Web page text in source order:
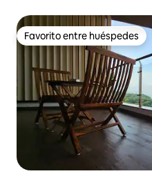
Favorito entre huéspedes
Favorito entre huéspedes